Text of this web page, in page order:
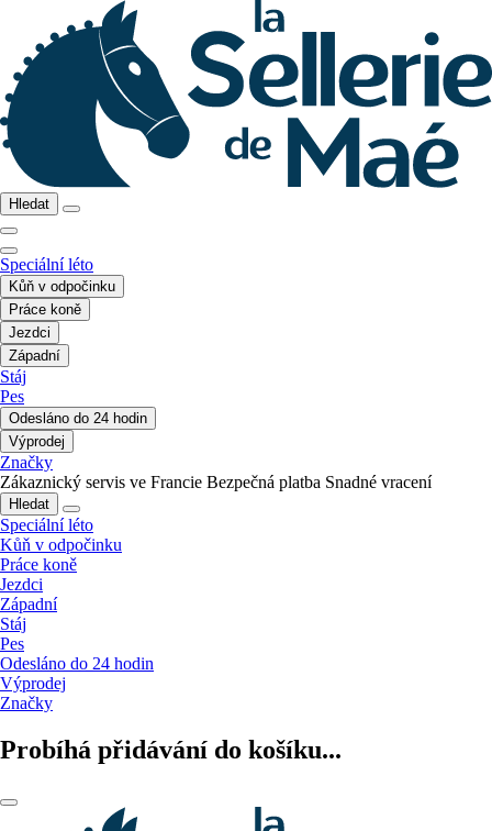
Hledat
Speciální léto
Kůň v odpočinku
Práce koně
Jezdci
Západní
Stáj
Pes
Odesláno do 24 hodin
Výprodej
Značky
Zákaznický servis ve Francie Bezpečná platba Snadné vracení
Hledat
Speciální léto
Kůň v odpočinku
Práce koně
Jezdci
Západní
Stáj
Pes
Odesláno do 24 hodin
Výprodej
Značky
Probíhá přidávání do košíku...